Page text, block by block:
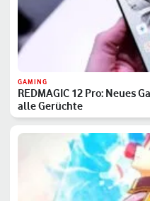
GAMING
REDMAGIC 12 Pro: Neues
alle Gerüchte